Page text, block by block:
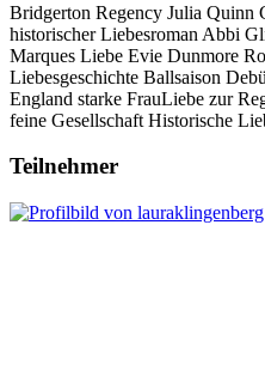
Bridgerton Regency Julia Quinn
historischer Liebesroman Abbi
Marques Liebe Evie Dunmore
Liebesgeschichte Ballsaison
England starke FrauLiebe zur
feine Gesellschaft Historische
Teilnehmer